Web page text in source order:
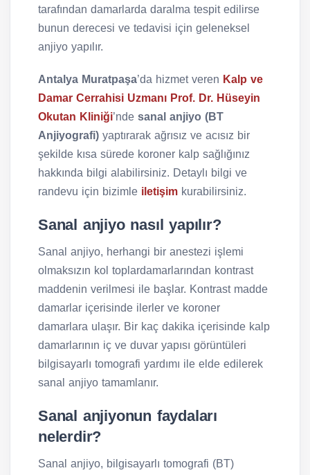
tarafından damarlarda daralma tespit edilirse
bunun derecesi ve tedavisi için geleneksel
anjiyo yapılır.
Antalya Muratpaşa’da hizmet veren Kalp ve
Damar Cerrahisi Uzmanı Prof. Dr. Hüseyin
Okutan Kliniği’nde sanal anjiyo (BT
Anjiyografi) yaptırarak ağrısız ve acısız bir
şekilde kısa sürede koroner kalp sağlığınız
hakkında bilgi alabilirsiniz. Detaylı bilgi ve
randevu için bizimle iletişim kurabilirsiniz.
Sanal anjiyo nasıl yapılır?
Sanal anjiyo, herhangi bir anestezi işlemi
olmaksızın kol toplardamarlarından kontrast
maddenin verilmesi ile başlar. Kontrast madde
damarlar içerisinde ilerler ve koroner
damarlara ulaşır. Bir kaç dakika içerisinde kalp
damarlarının iç ve duvar yapısı görüntüleri
bilgisayarlı tomografi yardımı ile elde edilerek
sanal anjiyo tamamlanır.
Sanal anjiyonun faydaları
nelerdir?
Sanal anjiyo, bilgisayarlı tomografi (BT)